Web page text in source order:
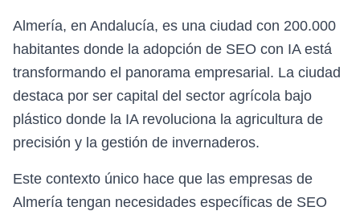
Almería, en Andalucía, es una ciudad con 200.000
habitantes donde la adopción de SEO con IA está
transformando el panorama empresarial. La ciudad
destaca por ser capital del sector agrícola bajo
plástico donde la IA revoluciona la agricultura de
precisión y la gestión de invernaderos.
Este contexto único hace que las empresas de
Almería tengan necesidades específicas de SEO